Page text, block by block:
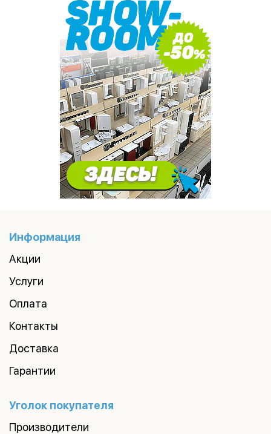
Информация
Акции
Услуги
Оплата
Контакты
Доставка
Гарантии
Уголок покупателя
Производители